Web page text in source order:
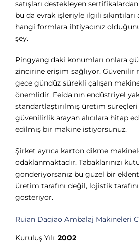
satışları destekleyen
bu da evrak işleriyle ilgili
hangi formlara ihtiyacınız
şey.
Pingyang'daki konumları onlara
zincirine erişim sağlıyor. Güvenilir
gece gündüz sürekli çalışan
önemlidir. Feida'nın endüstriyel
standartlaştırılmış üretim
güvenilirlik arayan alıcılara hitap
edilmiş bir makine istiyorsunuz.
Şirket ayrıca karton dikme
odaklanmaktadır. Tabaklarınızı
gönderiyorsanız bu güzel bir
üretim tarafını değil, lojistik tarafını
gösteriyor.
Ruian Daqiao Ambalaj Makineleri
Kuruluş Yılı: 2002